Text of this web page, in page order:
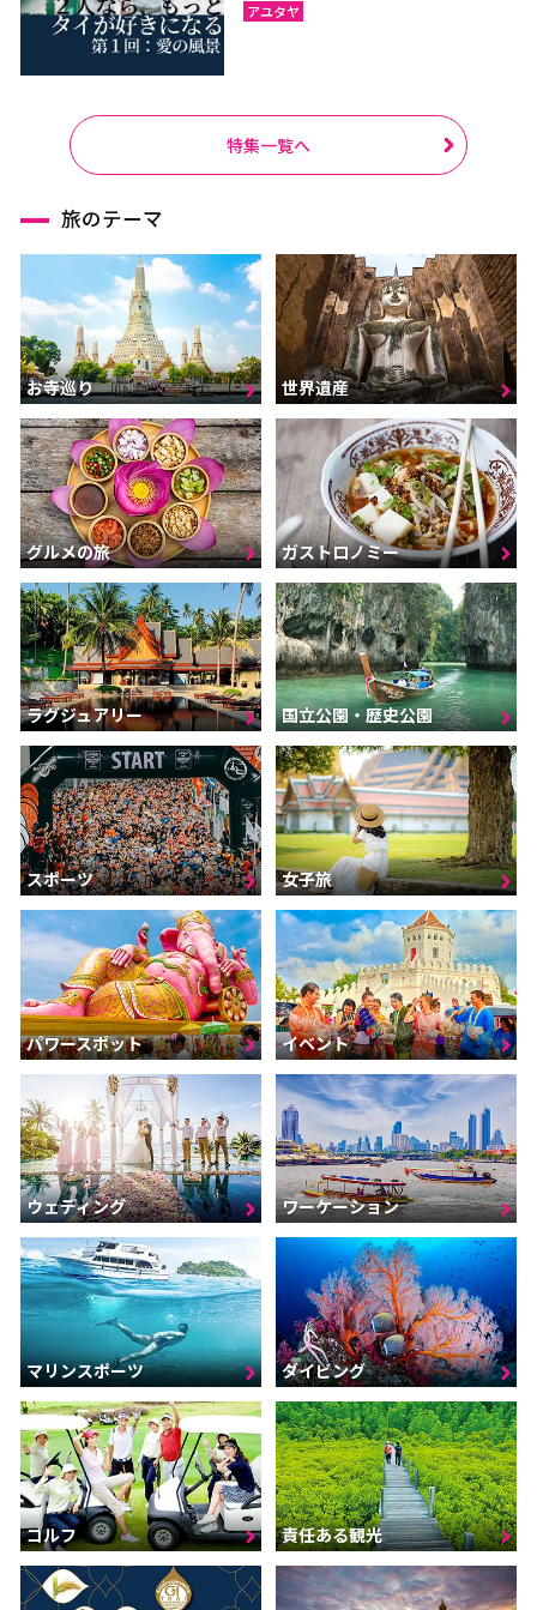
アユタヤ
特集一覧へ
旅のテーマ
お寺巡り 世界遺産
グルメの旅 ガストロノミー
ラグジュアリー 国立公園・歴史公園
スポーツ 女子旅
パワースポット イベント
ウェディング ワーケーション
マリンスポーツ ダイビング
ゴルフ 責任ある観光